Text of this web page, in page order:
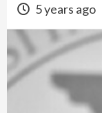
5 years ago